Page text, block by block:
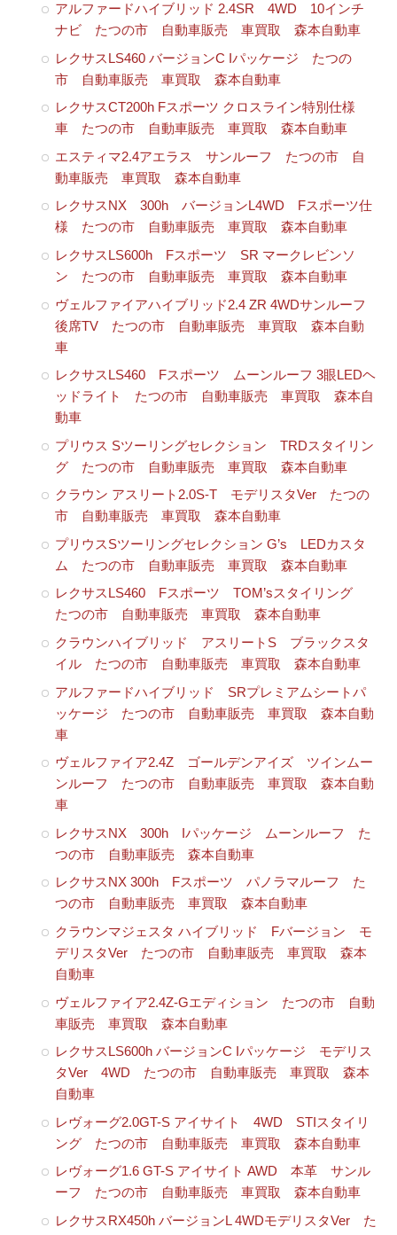
アルファードハイブリッド 2.4SR 4WD 10インチ
ナビ たつの市 自動車販売 車買取 森本自動車
レクサスLS460 バージョンC Iパッケージ たつの
市 自動車販売 車買取 森本自動車
レクサスCT200h Fスポーツ クロスライン特別仕様
車 たつの市 自動車販売 車買取 森本自動車
エスティマ2.4アエラス サンルーフ たつの市 自
動車販売 車買取 森本自動車
レクサスNX 300h バージョンL4WD Fスポーツ仕
様 たつの市 自動車販売 車買取 森本自動車
レクサスLS600h Fスポーツ SR マークレビンソ
ン たつの市 自動車販売 車買取 森本自動車
ヴェルファイアハイブリッド2.4 ZR 4WDサンルーフ
後席TV たつの市 自動車販売 車買取 森本自動
車
レクサスLS460 Fスポーツ ムーンルーフ 3眼LEDヘ
ッドライト たつの市 自動車販売 車買取 森本自
動車
プリウス Sツーリングセレクション TRDスタイリン
グ たつの市 自動車販売 車買取 森本自動車
クラウン アスリート2.0S-T モデリスタVer たつの
市 自動車販売 車買取 森本自動車
プリウスSツーリングセレクション G’s LEDカスタ
ム たつの市 自動車販売 車買取 森本自動車
レクサスLS460 Fスポーツ TOM’sスタイリング
たつの市 自動車販売 車買取 森本自動車
クラウンハイブリッド アスリートS ブラックスタ
イル たつの市 自動車販売 車買取 森本自動車
アルファードハイブリッド SRプレミアムシートパ
ッケージ たつの市 自動車販売 車買取 森本自動
車
ヴェルファイア2.4Z ゴールデンアイズ ツインムー
ンルーフ たつの市 自動車販売 車買取 森本自動
車
レクサスNX 300h Iパッケージ ムーンルーフ た
つの市 自動車販売 森本自動車
レクサスNX 300h Fスポーツ パノラマルーフ た
つの市 自動車販売 車買取 森本自動車
クラウンマジェスタ ハイブリッド Fバージョン モ
デリスタVer たつの市 自動車販売 車買取 森本
自動車
ヴェルファイア2.4Z-Gエディション たつの市 自動
車販売 車買取 森本自動車
レクサスLS600h バージョンC Iパッケージ モデリス
タVer 4WD たつの市 自動車販売 車買取 森本
自動車
レヴォーグ2.0GT-S アイサイト 4WD STIスタイリ
ング たつの市 自動車販売 車買取 森本自動車
レヴォーグ1.6 GT-S アイサイト AWD 本革 サンル
ーフ たつの市 自動車販売 車買取 森本自動車
レクサスRX450h バージョンL 4WDモデリスタVer た